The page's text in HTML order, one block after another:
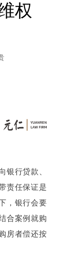
权
银行贷款、
责任保证是
，银行会要
合案例就购
房者偿还按